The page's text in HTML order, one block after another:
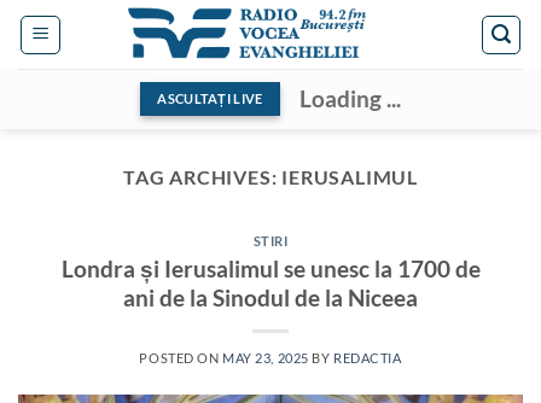
Skip
ASCULTAȚI LIVE Loading ...
TAG ARCHIVES: IERUSALIMUL
STIRI
Londra și Ierusalimul se unesc la 1700 de
ani de la Sinodul de la Niceea
POSTED ON MAY 23, 2025 BY REDACTIA